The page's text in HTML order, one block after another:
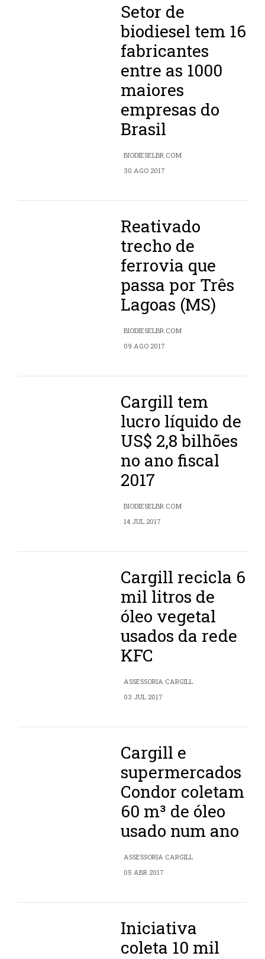
Setor de
biodiesel tem 16
fabricantes
entre as 1000
maiores
empresas do
Brasil
BIODIESELBR.COM
30 AGO 2017
Reativado
trecho de
ferrovia que
passa por Três
Lagoas (MS)
BIODIESELBR.COM
09 AGO 2017
Cargill tem
lucro líquido de
US$ 2,8 bilhões
no ano fiscal
2017
BIODIESELBR.COM
14 JUL 2017
Cargill recicla 6
mil litros de
óleo vegetal
usados da rede
KFC
ASSESSORIA CARGILL
03 JUL 2017
Cargill e
supermercados
Condor coletam
60 m³ de óleo
usado num ano
ASSESSORIA CARGILL
05 ABR 2017
Iniciativa
coleta 10 mil